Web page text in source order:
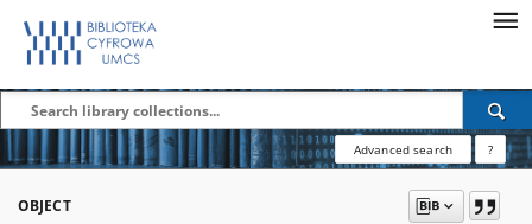
Advanced search ?
OBJECT